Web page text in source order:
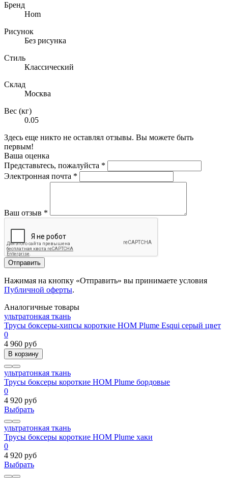
Бренд
Hom
Рисунок
Без рисунка
Стиль
Классический
Склад
Москва
Вес (кг)
0.05
Здесь еще никто не оставлял отзывы. Вы можете быть
первым!
Ваша оценка
Представьтесь, пожалуйста *
Электронная почта *
Ваш отзыв *
Отправить
Нажимая на кнопку «Отправить» вы принимаете условия
Публичной оферты.
Аналогичные товары
ультратонкая ткань
Трусы боксеры-хипсы короткие HOM Plume Esqui серый цвет
0
4 960 руб
В корзину
ультратонкая ткань
Трусы боксеры короткие HOM Plume бордовые
0
4 920 руб
Выбрать
ультратонкая ткань
Трусы боксеры короткие HOM Plume хаки
0
4 920 руб
Выбрать